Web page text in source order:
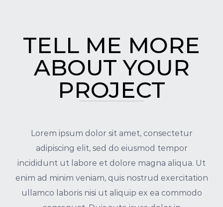
TELL ME MORE
ABOUT YOUR
PROJECT
Lorem ipsum dolor sit amet, consectetur
adipiscing elit, sed do eiusmod tempor
incididunt ut labore et dolore magna aliqua. Ut
enim ad minim veniam, quis nostrud exercitation
ullamco laboris nisi ut aliquip ex ea commodo